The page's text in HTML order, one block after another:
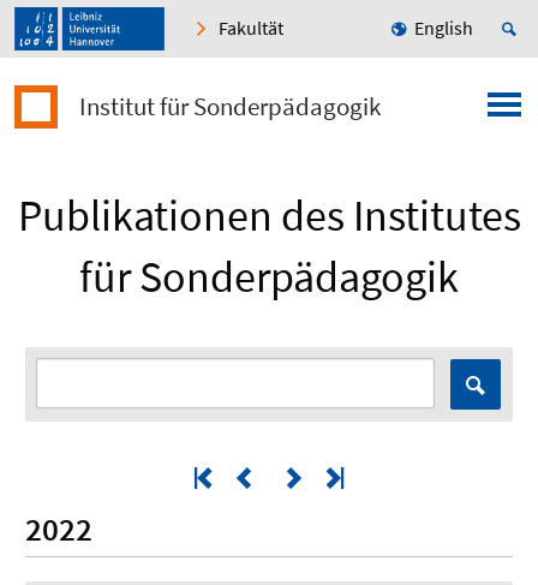
Fakultät English
Institut für Sonderpädagogik
Publikationen des Institutes
für Sonderpädagogik
2022